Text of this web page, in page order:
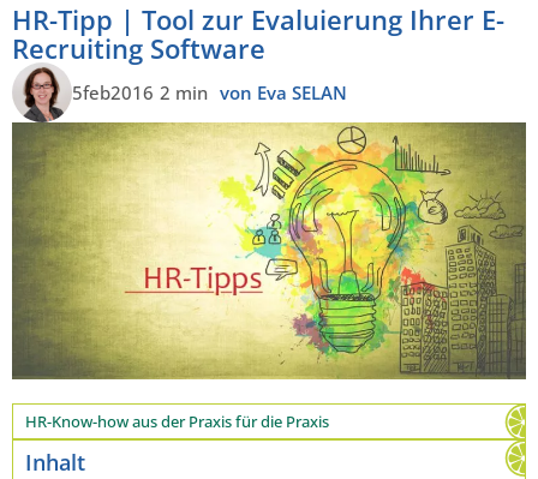
HR-Tipp | Tool zur Evaluierung Ihrer E-
Recruiting Software
5feb2016 2 min von Eva SELAN
HR-Know-how aus der Praxis für die Praxis
Inhalt